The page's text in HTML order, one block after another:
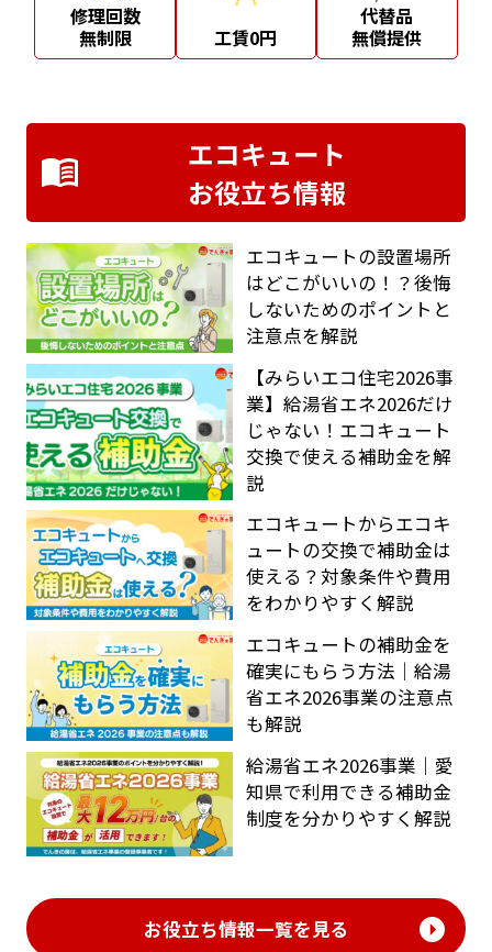
修理回数
無制限
工賃0円
代替品
無償提供
エコキュート
お役立ち情報
エコキュートの設置場所
はどこがいいの！？後悔
しないためのポイントと
注意点を解説
【みらいエコ住宅2026事
業】給湯省エネ2026だけ
じゃない！エコキュート
交換で使える補助金を解
説
エコキュートからエコキ
ュートの交換で補助金は
使える？対象条件や費用
をわかりやすく解説
エコキュートの補助金を
確実にもらう方法｜給湯
省エネ2026事業の注意点
も解説
給湯省エネ2026事業｜愛
知県で利用できる補助金
制度を分かりやすく解説
お役立ち情報一覧を見る